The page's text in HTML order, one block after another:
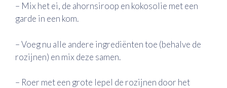
– Mix het ei, de ahornsiroop en kokosolie met een
garde in een kom.
– Voeg nu alle andere ingrediënten toe (behalve de
rozijnen) en mix deze samen.
– Roer met een grote lepel de rozijnen door het